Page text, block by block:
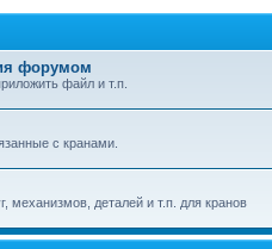
форумом
файл и т.п.
с кранами.
механизмов, деталей и т.п. для кранов